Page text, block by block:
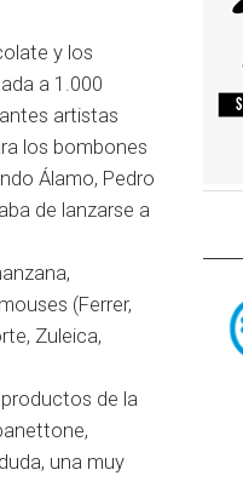
y los
a 1.000
artistas
los bombones
Álamo, Pedro
de lanzarse a
(Ferrer,
Zuleica,
de la
una muy